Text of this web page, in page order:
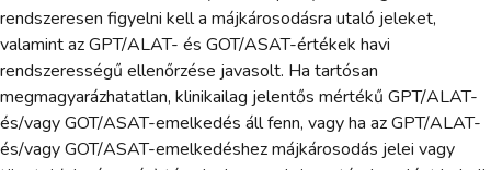
rendszeresen figyelni kell a májkárosodásra utaló jeleket,
valamint az GPT/ALAT- és GOT/ASAT-értékek havi
rendszerességű ellenőrzése javasolt. Ha tartósan
megmagyarázhatatlan, klinikailag jelentős mértékű GPT/ALAT-
és/vagy GOT/ASAT-emelkedés áll fenn, vagy ha az GPT/ALAT-
és/vagy GOT/ASAT-emelkedéshez májkárosodás jelei vagy